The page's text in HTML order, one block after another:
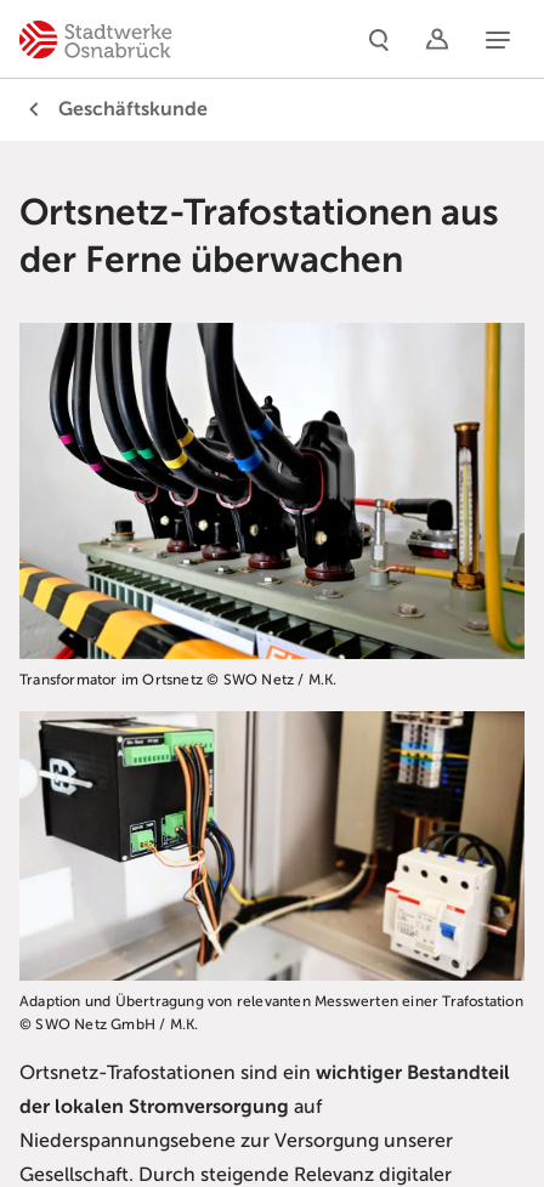
Geschäftskunde
Ortsnetz-Trafostationen aus
der Ferne überwachen
Transformator im Ortsnetz © SWO Netz / M.K.
Adaption und Übertragung von relevanten Messwerten einer Trafostation
© SWO Netz GmbH / M.K.
Ortsnetz-Trafostationen sind ein wichtiger Bestandteil
der lokalen Stromversorgung auf
Niederspannungsebene zur Versorgung unserer
Gesellschaft. Durch steigende Relevanz digitaler